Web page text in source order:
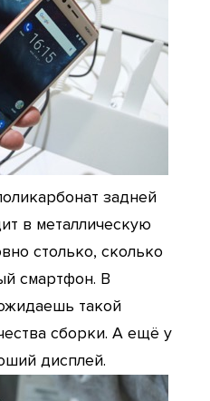
задней
в металлическую
столько, сколько
смартфон. В
такой
сборки. А ещё у
дисплей.